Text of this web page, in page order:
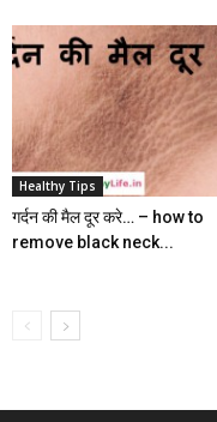
Healthy Tips
गर्दन की मैल दूर करे… – how to
remove black neck...